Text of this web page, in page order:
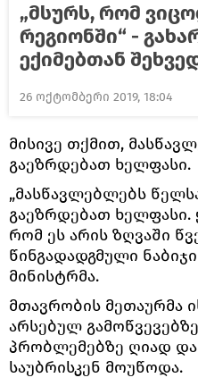
„მსურს, რომ
რეგიონში“ -
ექიმებთან
26 ოქტომბერი 2019, 18:04
მისივე თქმით,
გაეზრდებათ ხელფასი.
„მასწავლებლებს
გაეზრდებათ ხელფასი.
რომ ეს არის ზღვაში
წინგადადგმული
მინისტრმა.
მთავრობის მეთაურმა
არსებულ
პრობლემებზე ღიად
საუბრისკენ მოუწოდა.